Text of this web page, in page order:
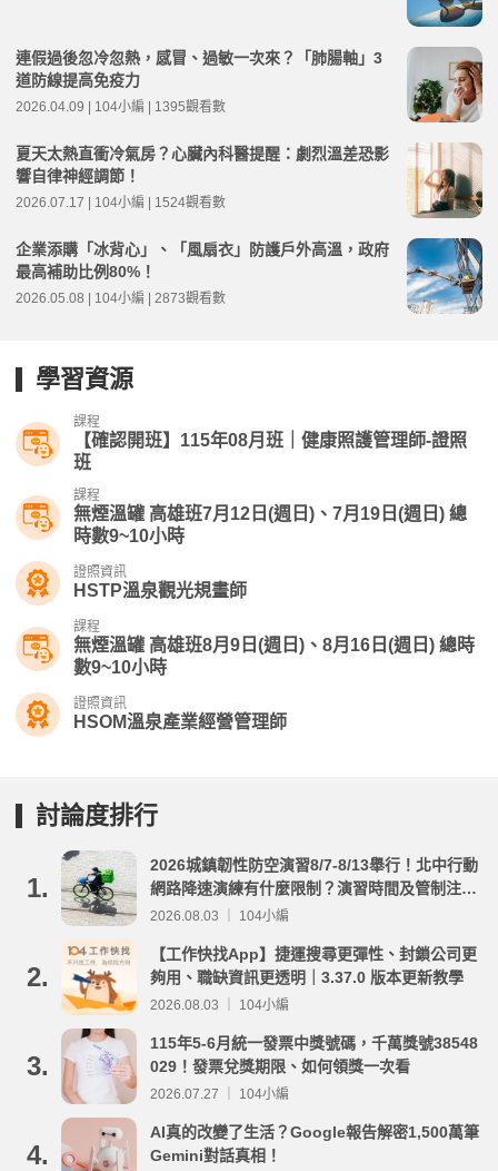
連假過後忽冷忽熱，感冒、過敏一次來？「肺腸軸」3
道防線提高免疫力
2026.04.09 | 104小編 | 1395觀看數
夏天太熱直衝冷氣房？心臟內科醫提醒：劇烈溫差恐影
響自律神經調節！
2026.07.17 | 104小編 | 1524觀看數
企業添購「冰背心」、「風扇衣」防護戶外高溫，政府
最高補助比例80%！
2026.05.08 | 104小編 | 2873觀看數
學習資源
課程
【確認開班】115年08月班｜健康照護管理師-證照
班
課程
無煙溫罐 高雄班7月12日(週日)、7月19日(週日) 總
時數9~10小時
證照資訊
HSTP溫泉觀光規畫師
課程
無煙溫罐 高雄班8月9日(週日)、8月16日(週日) 總時
數9~10小時
證照資訊
HSOM溫泉產業經營管理師
討論度排行
1.
2026城鎮韌性防空演習8/7-8/13舉行！北中行動
網路降速演練有什麼限制？演習時間及管制注意
事項整理
2026.08.03 ｜ 104小編
2.
【工作快找App】捷運搜尋更彈性、封鎖公司更
夠用、職缺資訊更透明｜3.37.0 版本更新教學
2026.08.03 ｜ 104小編
3.
115年5-6月統一發票中獎號碼，千萬獎號38548
029！發票兌獎期限、如何領獎一次看
2026.07.27 ｜ 104小編
4.
AI真的改變了生活？Google報告解密1,500萬筆
Gemini對話真相！